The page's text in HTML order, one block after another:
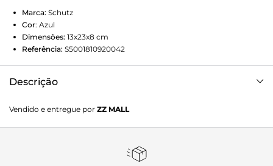
Marca: Schutz
Cor: Azul
Dimensões: 13x23x8 cm
Referência: S5001810920042
Descrição
com construção em matelassê e alça de corrente fica ainda
mais irresistível com o luxuoso triângulo metalizado em
aposta perfeita para acompanhar do jeans + t-shirt ao
Vendido e entregue por ZZ MALL